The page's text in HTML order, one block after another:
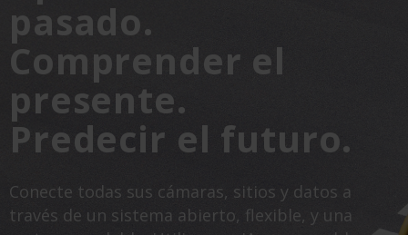
pasado.
Comprender el
presente.
Predecir el futuro.
Conecte todas sus cámaras, sitios y datos a
través de un sistema abierto, flexible, y una